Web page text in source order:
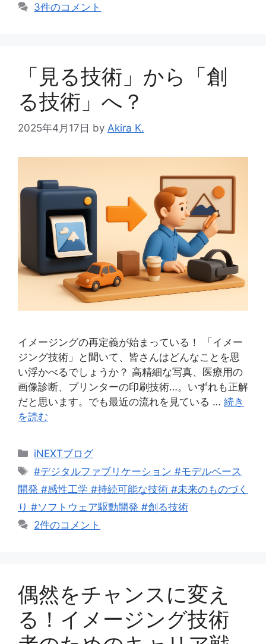
3件のコメント
「見る技術」から「創
る技術」へ？
2025年4月17日 by Akira K.
イメージングの再定義が始まっている！ 「イメー
ジング技術」と聞いて、皆さんはどんなことを思
い浮かべるでしょうか？ 高精細な写真、医療用の
画像診断、プリンターの印刷技術…。いずれも正解
だと思います。でも最近の流れを見ている … 続き
を読む
カ
テ
リ
ー
iNEXTブログ
タ
グ
#デジタルファブリケーション #モデルベース
開発 #感性工学 #持続可能な技術 #未来のものづく
り #ソフトウェア駆動開発 #創る技術
2件のコメント
偶然をチャンスに変え
る！イメージング技術